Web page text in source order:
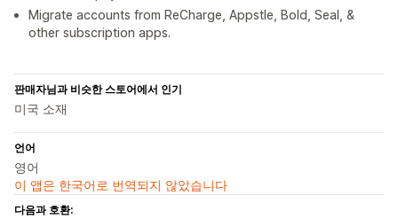
Migrate accounts from ReCharge, Appstle, Bold, Seal, &
other subscription apps.
판매자님과 비슷한 스토어에서 인기
미국 소재
언어
영어
이 앱은 한국어로 번역되지 않았습니다
다음과 호환: